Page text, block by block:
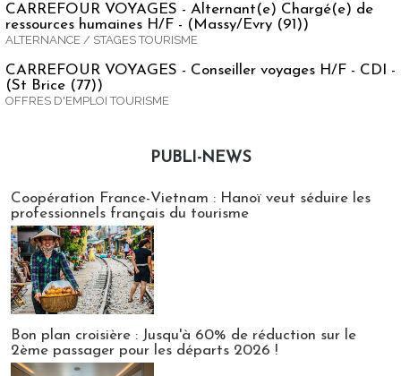
CARREFOUR VOYAGES - Alternant(e) Chargé(e) de
ressources humaines H/F - (Massy/Evry (91))
ALTERNANCE / STAGES TOURISME
CARREFOUR VOYAGES - Conseiller voyages H/F - CDI -
(St Brice (77))
OFFRES D'EMPLOI TOURISME
PUBLI-NEWS
Coopération France-Vietnam : Hanoï veut séduire les
professionnels français du tourisme
Bon plan croisière : Jusqu'à 60% de réduction sur le
2ème passager pour les départs 2026 !